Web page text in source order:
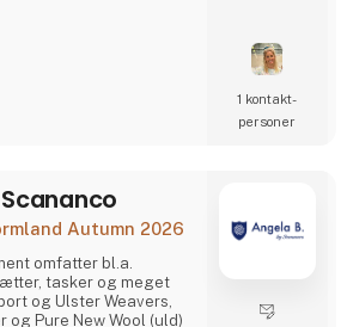
1 kontakt­
personer
Autumn 2026
omfatter bl.a.
tasker og meget
og Ulster Weavers,
Pure New Wool (uld)